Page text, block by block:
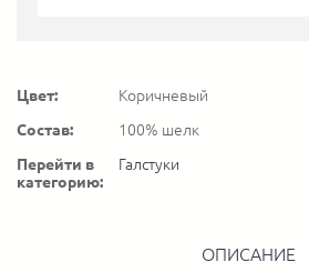
Цвет:
Коричневый
Состав:
100% шелк
Перейти в
категорию:
Галстуки
ОПИСАНИЕ